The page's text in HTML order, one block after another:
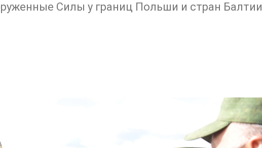
Силы у границ Польши и стран Балтии